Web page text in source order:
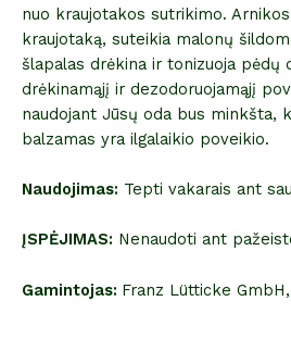
nuo kraujotakos sutrikimo.
kraujotaką, suteikia malonų
šlapalas drėkina ir tonizuoja pėdų
drėkinamąjį ir dezodoruojamąjį
naudojant Jūsų oda bus minkšta,
balzamas yra ilgalaikio poveikio.
Naudojimas: Tepti vakarais ant
ĮSPĖJIMAS: Nenaudoti ant
Gamintojas: Franz Lütticke